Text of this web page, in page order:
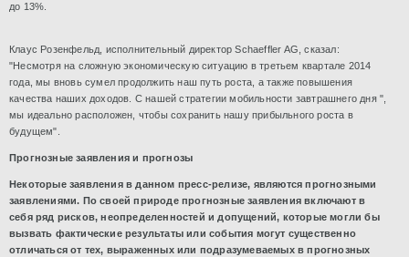
до 13%.
Клаус Розенфельд, исполнительный директор Schaeffler AG, сказал:
"Несмотря на сложную экономическую ситуацию в третьем квартале 2014
года, мы вновь сумел продолжить наш путь роста, а также повышения
качества наших доходов. С нашей стратегии мобильности завтрашнего дня ",
мы идеально расположен, чтобы сохранить нашу прибыльного роста в
будущем".
Прогнозные заявления и прогнозы
Некоторые заявления в данном пресс-релизе, являются прогнозными
заявлениями. По своей природе прогнозные заявления включают в
себя ряд рисков, неопределенностей и допущений, которые могли бы
вызвать фактические результаты или события могут существенно
отличаться от тех, выраженных или подразумеваемых в прогнозных